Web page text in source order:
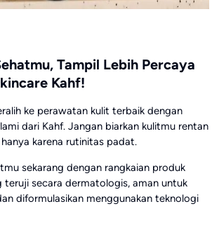
Tampil Lebih Percaya
Kahf!
ke perawatan kulit terbaik dengan
dari Kahf. Jangan biarkan kulitmu rentan
karena rutinitas padat.
sekarang dengan rangkaian produk
teruji secara dermatologis, aman untuk
diformulasikan menggunakan teknologi